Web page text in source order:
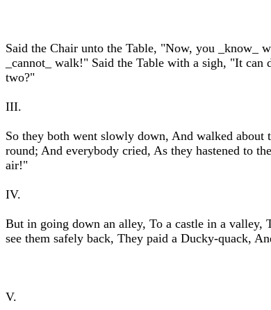
Said the Chair unto the Table, "Now, you _know_
_cannot_ walk!" Said the Table with a sigh, "It
two?"
III.
So they both went slowly down, And walked
round; And everybody cried, As they hastened to
air!"
IV.
But in going down an alley, To a castle in a
see them safely back, They paid a Ducky-quack,
V.